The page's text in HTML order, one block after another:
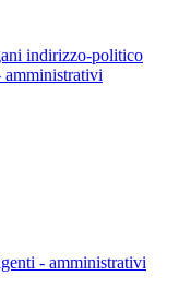
indirizzo-politico
- amministrativi